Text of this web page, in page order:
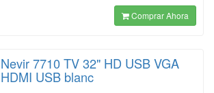
Comprar Ahora
Nevir 7710 TV 32" HD USB VGA
HDMI USB blanc